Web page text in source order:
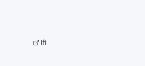
Ifi